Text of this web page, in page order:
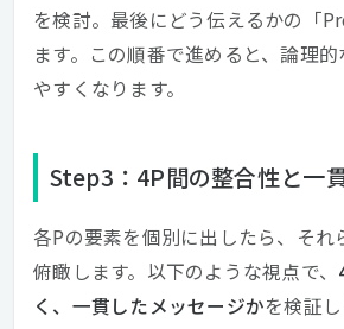
を検討。最後にどう伝えるかの「
ます。この順番で進めると、論理
やすくなります。
Step3：4P間の整合性と一
各Pの要素を個別に出したら、それ
俯瞰します。以下のような視点で、
く、一貫したメッセージかを検証し